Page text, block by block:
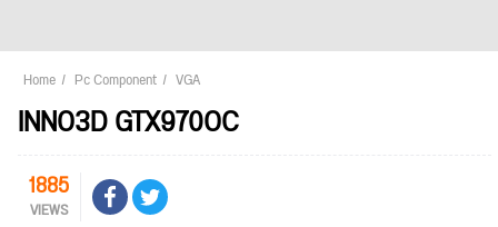
Home Pc Component VGA
INNO3D GTX970OC
1885
VIEWS